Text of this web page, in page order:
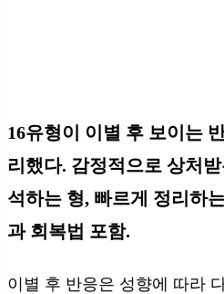
16유형이 이별 후 보이는
리했다. 감정적으로 상처
석하는 형, 빠르게 정리하
과 회복법 포함.
이별 후 반응은 성향에 따라